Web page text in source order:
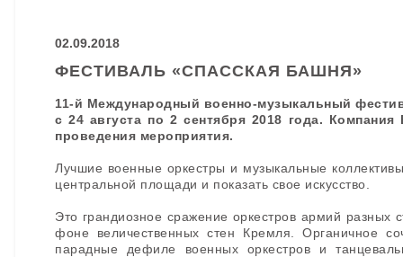
02.09.2018
ФЕСТИВАЛЬ «СПАССКАЯ БАШНЯ»
11-й Международный военно-музыкальный
с 24 августа по 2 сентября 2018 года. Компания
проведения мероприятия.
Лучшие военные оркестры и музыкальные
центральной площади и показать свое искусство.
Это грандиозное сражение оркестров армий разных
фоне величественных стен Кремля. Органичное
парадные дефиле военных оркестров и